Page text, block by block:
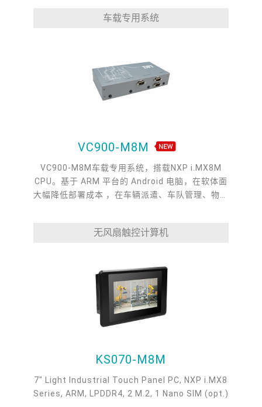
车载专用系统
VC900-M8M
VC900-M8M车载专用系统，搭载NXP i.MX8M
CPU。基于 ARM 平台的 Android 电脑，在软体面
大幅降低部署成本 ，在车辆派遣、车队管理、物联
无风扇触控计算机
KS070-M8M
7" Light Industrial Touch Panel PC, NXP i.MX8
Series, ARM, LPDDR4, 2 M.2, 1 Nano SIM (opt.)